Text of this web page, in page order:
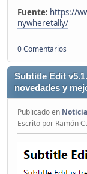
Fuente: https://
nywheretally/
0 Comentarios
Subtitle Edit
novedades y
Publicado en
Escrito por Ramón